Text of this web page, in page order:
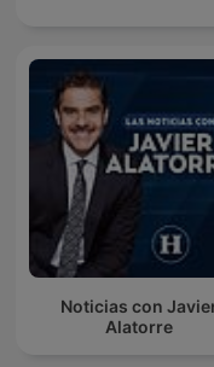
Noticias con
Alatorre